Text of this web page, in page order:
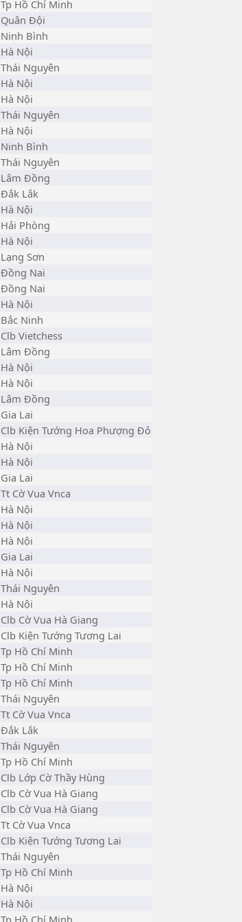
Tp Hồ Chí Minh
Quân Đội
Ninh Bình
Hà Nội
Thái Nguyên
Hà Nội
Hà Nội
Thái Nguyên
Hà Nội
Ninh Bình
Thái Nguyên
Lâm Đồng
Đắk Lắk
Hà Nội
Hải Phòng
Hà Nội
Lạng Sơn
Đồng Nai
Đồng Nai
Hà Nội
Bắc Ninh
Clb Vietchess
Lâm Đồng
Hà Nội
Hà Nội
Lâm Đồng
Gia Lai
Clb Kiện Tướng Hoa Phượng Đỏ
Hà Nội
Hà Nội
Gia Lai
Tt Cờ Vua Vnca
Hà Nội
Hà Nội
Hà Nội
Gia Lai
Hà Nội
Thái Nguyên
Hà Nội
Clb Cờ Vua Hà Giang
Clb Kiện Tướng Tương Lai
Tp Hồ Chí Minh
Tp Hồ Chí Minh
Tp Hồ Chí Minh
Thái Nguyên
Tt Cờ Vua Vnca
Đắk Lắk
Thái Nguyên
Tp Hồ Chí Minh
Clb Lớp Cờ Thầy Hùng
Clb Cờ Vua Hà Giang
Clb Cờ Vua Hà Giang
Tt Cờ Vua Vnca
Clb Kiện Tướng Tương Lai
Thái Nguyên
Tp Hồ Chí Minh
Hà Nội
Hà Nội
Tp Hồ Chí Minh